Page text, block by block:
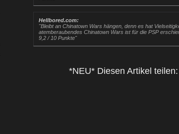
Hellbored.com:
"Bleibt an Chinatown Wars hängen, denn es hat
atemberaubendes Chinatown Wars ist für die PSP
9,2 / 10 Punkte"
*NEU* Diesen Artikel teilen: